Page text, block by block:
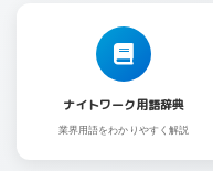
ナイトワーク用語辞典
業界用語をわかりやすく解説